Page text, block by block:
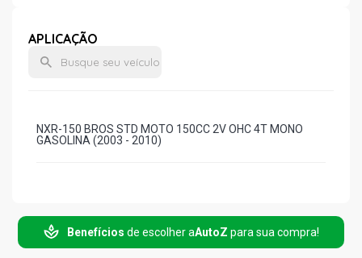
APLICAÇÃO
NXR-150 BROS STD MOTO 150CC 2V OHC 4T MONO
GASOLINA (2003 - 2010)
Benefícios de escolher aAutoZ para sua compra!